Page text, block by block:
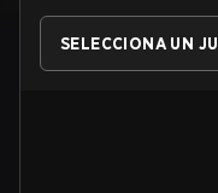
SELECCIONA UN